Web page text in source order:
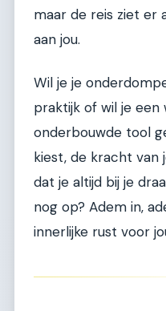
maar de reis ziet er
aan jou.
Wil je je
praktijk of wil je een
onderbouwde tool
kiest, de kracht van
dat je altijd bij je
nog op? Adem in,
innerlijke rust voor